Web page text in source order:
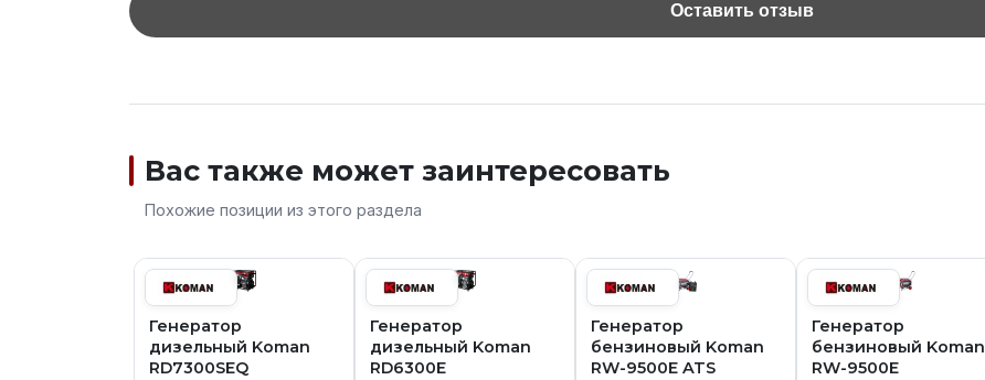
Оставить отзыв
Вас также может заинтересовать
Похожие позиции из этого раздела
Генератор
дизельный Koman
RD7300SEQ
Генератор
дизельный Koman
RD6300E
Генератор
бензиновый Koman
RW-9500E ATS
Генератор
бензиновый Koman
RW-9500E